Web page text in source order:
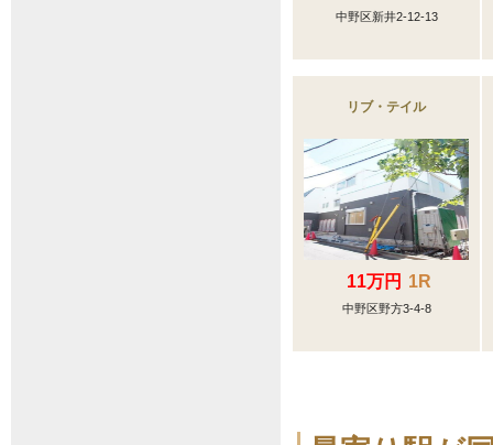
中野区新井2-12-13
リブ・テイル
11万円 1R
中野区野方3-4-8